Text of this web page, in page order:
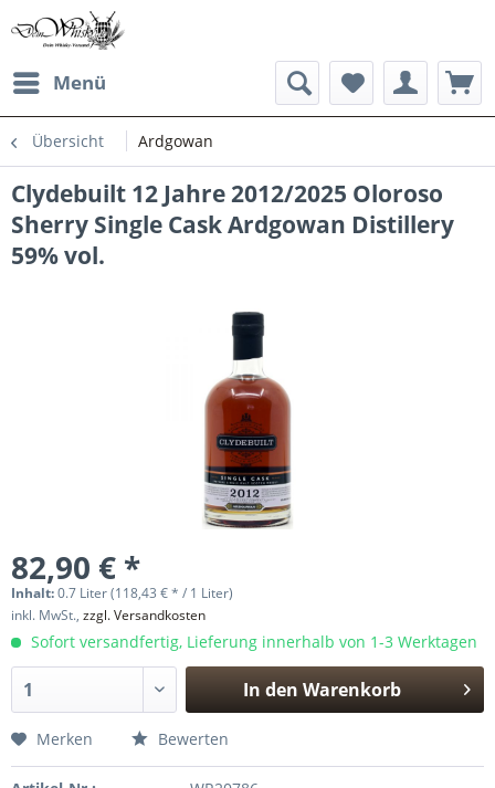
Menü
Übersicht Ardgowan
Clydebuilt 12 Jahre 2012/2025 Oloroso
Sherry Single Cask Ardgowan Distillery
59% vol.
82,90 € *
Inhalt:0.7 Liter (118,43 € * / 1 Liter)
inkl. MwSt., zzgl. Versandkosten
Sofort versandfertig, Lieferung innerhalb von 1-3 Werktagen
In den Warenkorb
Merken Bewerten